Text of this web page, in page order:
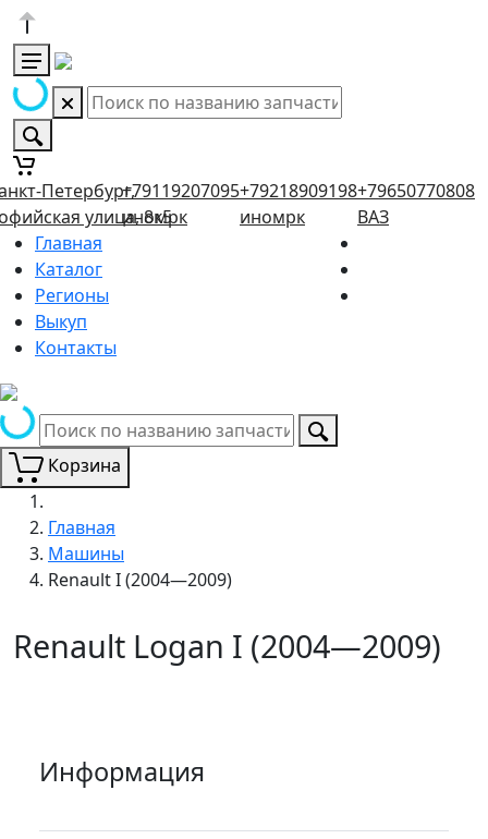
Петербург,
улица, 8к5
+79119207095
иномрк
+79218909198
иномрк
+79650770808
ВАЗ
Главная
Каталог
Регионы
Выкуп
Контакты
Корзина
Главная
Машины
Renault I (2004—2009)
Renault Logan I (2004—2009)
Информация